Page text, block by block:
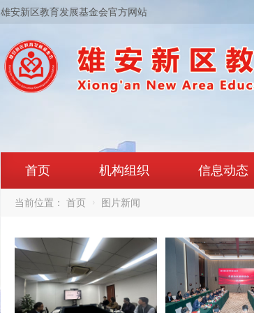
雄安新区教育发展基金会官方网站
首页 机构组织 信息动态
当前位置： 首页 图片新闻